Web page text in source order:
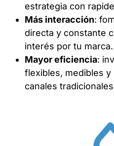
estrategia con
Más interacción:
directa y constante
interés por tu marca.
Mayor eficiencia:
flexibles, medibles
canales